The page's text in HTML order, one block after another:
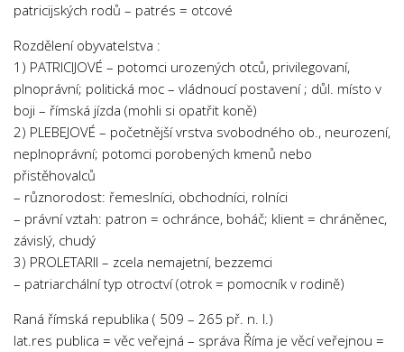
patricijských rodů – patrés = otcové
Rozdělení obyvatelstva :
1) PATRICIJOVÉ – potomci urozených otců, privilegovaní,
plnoprávní; politická moc – vládnoucí postavení ; důl. místo v
boji – římská jízda (mohli si opatřit koně)
2) PLEBEJOVÉ – početnější vrstva svobodného ob., neurození,
neplnoprávní; potomci porobených kmenů nebo
přistěhovalců
– různorodost: řemeslníci, obchodníci, rolníci
– právní vztah: patron = ochránce, boháč; klient = chráněnec,
závislý, chudý
3) PROLETARII – zcela nemajetní, bezzemci
– patriarchální typ otroctví (otrok = pomocník v rodině)
Raná římská republika ( 509 – 265 př. n. l.)
lat.res publica = věc veřejná – správa Říma je věcí veřejnou =